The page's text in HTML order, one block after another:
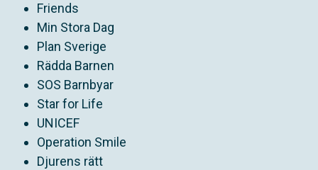
Friends
Min Stora Dag
Plan Sverige
Rädda Barnen
SOS Barnbyar
Star for Life
UNICEF
Operation Smile
Djurens rätt